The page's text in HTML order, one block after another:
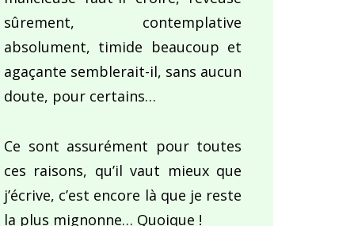
sûrement, contemplative
absolument, timide beaucoup et
agaçante semblerait-il, sans aucun
doute, pour certains…
Ce sont assurément pour toutes
ces raisons, qu’il vaut mieux que
j’écrive, c’est encore là que je reste
la plus mignonne… Quoique !